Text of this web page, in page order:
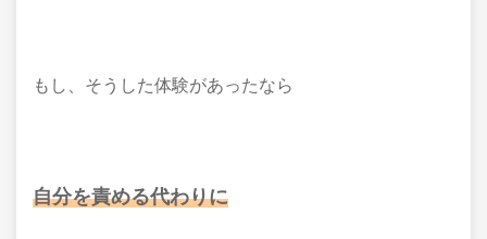
もし、そうした体験があったなら
自分を責める代わりに